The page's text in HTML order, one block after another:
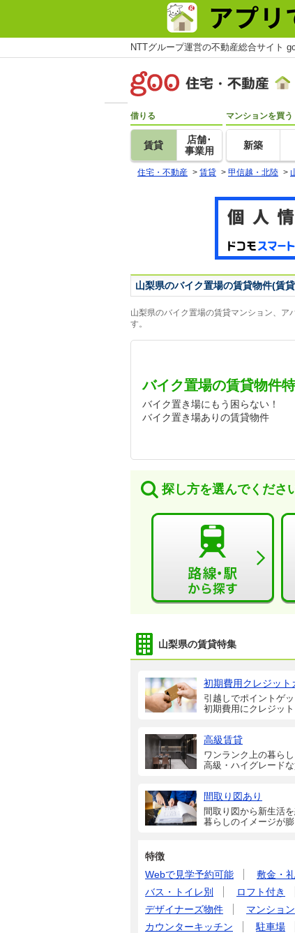
NTTグループ運営の不動産総合サイト
借りる
賃貸
店舗･
事業用
マンションを買う
新築
住宅・不動産 > 賃貸 > 甲信越・北陸 >
山梨県のバイク置場の賃貸物件(賃
山梨県のバイク置場の賃貸マンション、ア
す。
バイク置場の賃貸物件
バイク置き場にもう困らない！
バイク置き場ありの賃貸物件
探し方を選んでくださ
山梨県の賃貸特集
初期費用クレジット
引越しでポイントゲッ
初期費用にクレジッ
高級賃貸
ワンランク上の暮ら
高級・ハイグレード
間取り図あり
間取り図から新生活
暮らしのイメージが
特徴
Webで見学予約可能
敷金・
バス・トイレ別
ロフト付き
デザイナーズ物件
マンション
カウンターキッチン
駐車場